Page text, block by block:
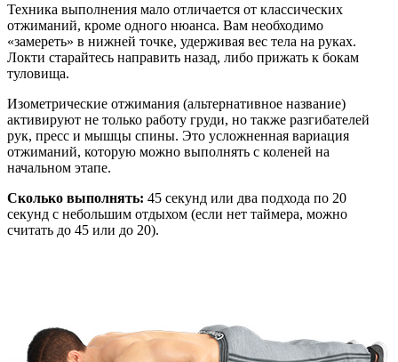
Техника выполнения мало отличается от классических
отжиманий, кроме одного нюанса. Вам необходимо
«замереть» в нижней точке, удерживая вес тела на руках.
Локти старайтесь направить назад, либо прижать к бокам
туловища.
Изометрические отжимания (альтернативное название)
активируют не только работу груди, но также разгибателей
рук, пресс и мышцы спины. Это усложненная вариация
отжиманий, которую можно выполнять с коленей на
начальном этапе.
Сколько выполнять: 45 секунд или два подхода по 20
секунд с небольшим отдыхом (если нет таймера, можно
считать до 45 или до 20).